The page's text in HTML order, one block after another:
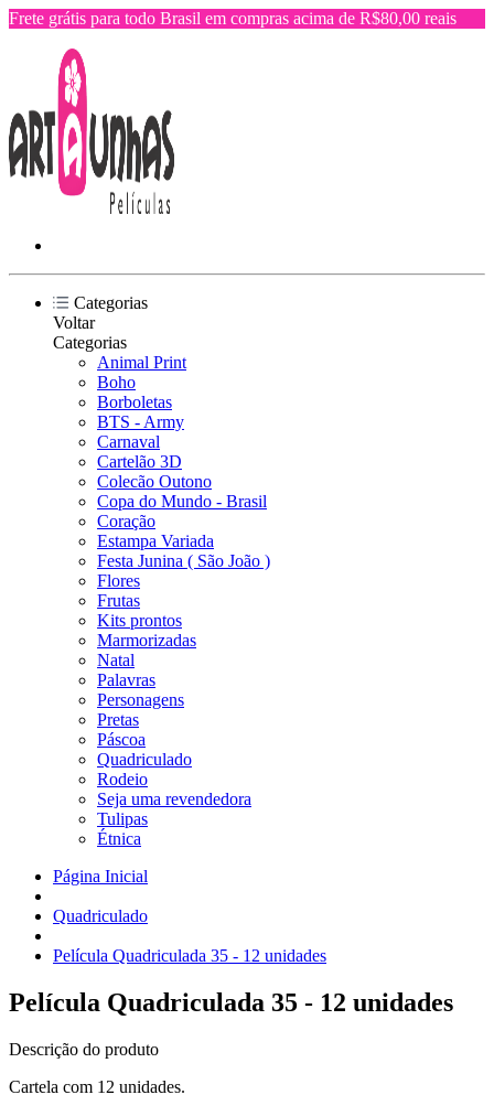
Frete grátis para todo Brasil em compras acima de R$80,00 reais
Categorias
Voltar
Categorias
Animal Print
Boho
Borboletas
BTS - Army
Carnaval
Cartelão 3D
Colecão Outono
Copa do Mundo - Brasil
Coração
Estampa Variada
Festa Junina ( São João )
Flores
Frutas
Kits prontos
Marmorizadas
Natal
Palavras
Personagens
Pretas
Páscoa
Quadriculado
Rodeio
Seja uma revendedora
Tulipas
Étnica
Página Inicial
Quadriculado
Película Quadriculada 35 - 12 unidades
Película Quadriculada 35 - 12 unidades
Descrição do produto
Cartela com 12 unidades.